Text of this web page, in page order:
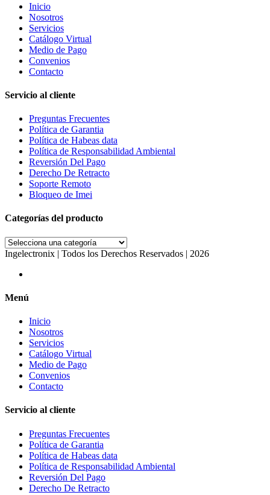
Inicio
Nosotros
Servicios
Catálogo Virtual
Medio de Pago
Convenios
Contacto
Servicio al cliente
Preguntas Frecuentes
Política de Garantia
Política de Habeas data
Política de Responsabilidad Ambiental
Reversión Del Pago
Derecho De Retracto
Soporte Remoto
Bloqueo de Imei
Categorías del producto
Ingelectronix | Todos los Derechos Reservados | 2026
Menú
Inicio
Nosotros
Servicios
Catálogo Virtual
Medio de Pago
Convenios
Contacto
Servicio al cliente
Preguntas Frecuentes
Política de Garantia
Política de Habeas data
Política de Responsabilidad Ambiental
Reversión Del Pago
Derecho De Retracto